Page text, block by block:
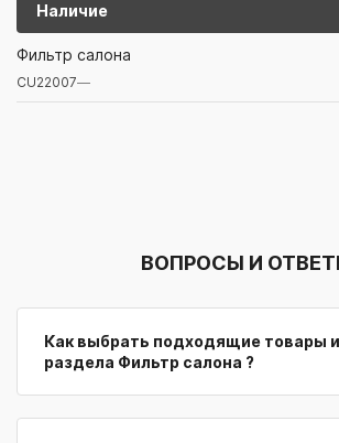
Наличие
Артикул/Бренд
CU22007—
Фильтр салона
CU22007—
ВОПРОСЫ И
Как выбрать подходящие товары
раздела Фильтр салона ?